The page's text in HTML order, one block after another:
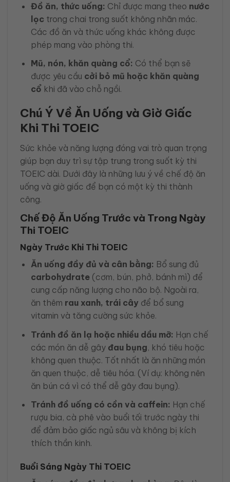
Đồ ăn, thức uống: Chỉ được mang theo nước
lọc trong chai trong suốt không nhãn mác.
Các đồ ăn và thức uống khác không được
phép mang vào phòng thi.
Mũ, nón, khăn quàng cổ: Có thể bạn sẽ
được yêu cầu cởi bỏ mũ hoặc khăn quàng
cổkhi đã vào chỗ ngồi.
Chú Ý Về Ăn Uống và Giờ Giấc
Khi Thi TOEIC
Sức khỏe và năng lượng đóng vai trò quan trọng
giúp bạn duy trì sự tập trung trong suốt kỳ thi
TOEIC dài. Dưới đây là những lưu ý về chế độ ăn
uống và giờ giấc để bạn có một kỳ thi thành
công.
Chế Độ Ăn Uống Trước và Trong Ngày
Thi TOEIC
Ngày Trước Khi Thi TOEIC
Ăn uống đầy đủ và cân bằng: Bổ sung đủ
carbohydrate(cơm, bún, phở, bánh mì) để
cung cấp năng lượng cho não bộ. Ngoài ra,
ăn thêm rau xanh, trái cây để bổ sung
vitamin và tăng cường sức khỏe.
Tránh đồ ăn lạ hoặc nhiều dầu mỡ: Hạn chế
các món ăn dễ gây đau bụng, khó tiêu hoặc
không quen thuộc. Tốt nhất là ăn những món
ăn quen thuộc, dễ tiêu hóa. (Ví dụ: không nên
ăn bún cá vì có thể dễ gây đau bụng).
Tránh đồ uống có cồn và caffein: Hạn chế
rượu bia, cà phê vào buổi tối trước ngày thi
để đảm bảo giấc ngủ sâu và không bị kích
thích thần kinh.
Buổi Sáng Ngày Thi TOEIC